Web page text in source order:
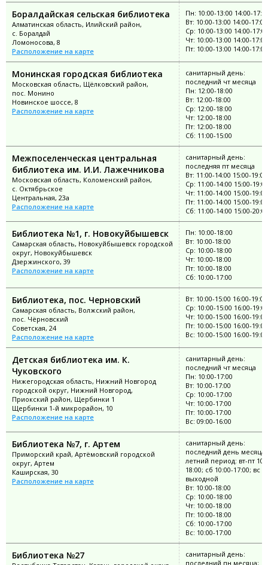
Боралдайская сельская библиотека
Алматинская область, Илийский район,
с. Боралдай
Ломоносова, 8
Расположение на карте
Пн: 10:00-13:00 14:00-
Вт: 10:00-13:00 14:00-17:00
Ср: 10:00-13:00 14:00-17:00
Чт: 10:00-13:00 14:00-17:00
Пт: 10:00-13:00 14:00-17:00
Монинская городская библиотека
Московская область, Щёлковский район,
пос. Монино
Новинское шоссе, 8
Расположение на карте
санитарный день:
последний чт месяца
Пн: 12:00-18:00
Вт: 12:00-18:00
Ср: 12:00-18:00
Чт: 12:00-18:00
Пт: 12:00-18:00
Сб: 11:00-15:00
Межпоселенческая центральная
библиотека им. И.И. Лажечникова
Московская область, Коломенский район,
с. Октябрьское
Центральная, 23а
Расположение на карте
санитарный день:
последняя пт месяца
Вт: 11:00-14:00 15:00-19:00
Ср: 11:00-14:00 15:00-19:00
Чт: 11:00-14:00 15:00-19:00
Пт: 11:00-14:00 15:00-19:00
Сб: 11:00-14:00 15:00-20:00
Библиотека №1, г. Новокуйбышевск
Самарская область, Новокуйбышевск городской
округ, Новокуйбышевск
Дзержинского, 39
Расположение на карте
Пн: 10:00-18:00
Вт: 10:00-18:00
Ср: 10:00-18:00
Чт: 10:00-18:00
Пт: 10:00-18:00
Сб: 10:00-17:00
Библиотека, пос. Черновский
Самарская область, Волжский район,
пос. Чёрновский
Советская, 24
Расположение на карте
Вт: 10:00-15:00 16:00-19:00
Ср: 10:00-15:00 16:00-19:00
Чт: 10:00-15:00 16:00-19:00
Пт: 10:00-15:00 16:00-19:00
Вс: 10:00-15:00 16:00-19:00
Детская библиотека им. К.
Чуковского
Нижегородская область, Нижний Новгород
городской округ, Нижний Новгород,
Приокский район, Щербинки 1
Щербинки 1-й микрорайон, 10
Расположение на карте
санитарный день:
последний чт месяца
Пн: 10:00-17:00
Вт: 10:00-17:00
Ср: 10:00-17:00
Чт: 10:00-17:00
Пт: 10:00-17:00
Вс: 09:00-16:00
Библиотека №7, г. Артем
Приморский край, Артёмовский городской
округ, Артем
Каширская, 30
Расположение на карте
санитарный день:
последний день месяца;
летний период: вт-пт
18:00; сб 10:00-17:00; вс
выходной
Вт: 10:00-18:00
Ср: 10:00-18:00
Чт: 10:00-18:00
Пт: 10:00-18:00
Сб: 10:00-17:00
Вс: 10:00-17:00
Библиотека №27
санитарный день:
последний пн месяца;